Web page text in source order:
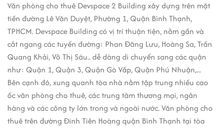
Văn phòng cho thuê Devspace 2 Building xây dựng trên mặt
tiền đường Lê Văn Duyệt, Phường 1, Quận Bình Thạnh,
TPHCM. Devspace Building có vị trí thuận tiện, nằm gần và
cắt ngang các tuyến đường: Phan Đăng Lưu, Hoàng Sa, Trần
Quang Khải, Võ Thị Sáu.. dễ dàng di chuyển sang các quận
như: Quận 1, Quận 3, Quận Gò Vấp, Quận Phú Nhuận,...
Bên cạnh đó, xung quanh tòa nhà nằm tập trung nhiều cao
ốc văn phòng cho thuê, các trung tâm thương mại, ngân
hàng và các công ty lớn trong và ngoài nước. Văn phòng cho
thuê trên đường Đinh Tiên Hoàng quận Bình Thạnh tại tòa